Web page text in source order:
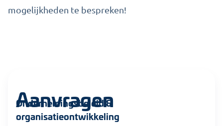
mogelijkheden te bespreken!
Aanvragen
Ondernemingsbeleid &
organisatieontwikkeling